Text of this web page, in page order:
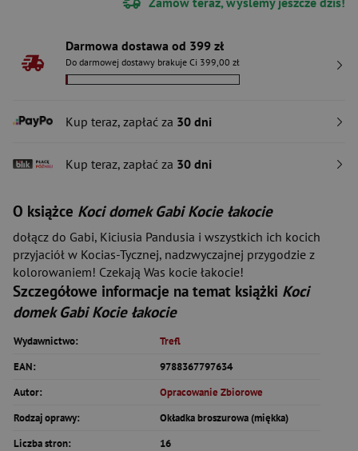
Darmowa dostawa od 399 zł
Do darmowej dostawy brakuje Ci 399,00 zł
Kup teraz, zapłać za 30 dni
Kup teraz, zapłać za 30 dni
O książce Koci domek Gabi Kocie łakocie
dołącz do Gabi, Kiciusia Pandusia i wszystkich ich kocich
przyjaciół w Kocias-Tycznej, nadzwyczajnej przygodzie z
kolorowaniem! Czekają Was kocie łakocie!
Szczegółowe informacje na temat książki Koci
domek Gabi Kocie łakocie
Wydawnictwo:
Trefl
EAN:
9788367797634
Autor:
Opracowanie Zbiorowe
Rodzaj oprawy:
Okładka broszurowa (miękka)
Liczba stron:
16